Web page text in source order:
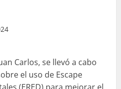
Carlos, se llevó a cabo
el uso de Escape